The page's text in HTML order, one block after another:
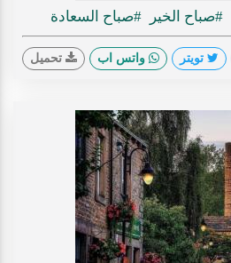
#صباح الخير #صباح السعادة
تويتر واتس اب تحميل